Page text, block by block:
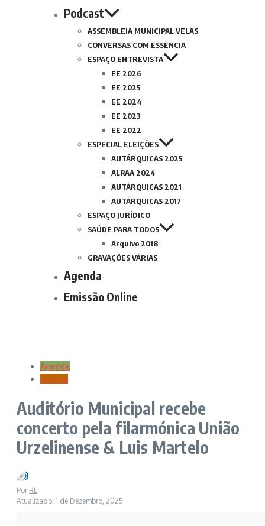
Podcast
ASSEMBLEIA MUNICIPAL VELAS
CONVERSAS COM ESSÊNCIA
ESPAÇO ENTREVISTA
EE 2026
EE 2025
EE 2024
EE 2023
EE 2022
ESPECIAL ELEIÇÕES
AUTÁRQUICAS 2025
ALRAA 2024
AUTÁRQUICAS 2021
AUTÁRQUICAS 2017
ESPAÇO JURÍDICO
SAÚDE PARA TODOS
Arquivo 2018
GRAVAÇÕES VÁRIAS
Agenda
Emissão Online
Agenda
Cultura
Auditório Municipal recebe
concerto pela filarmónica União
Urzelinense & Luis Martelo
Por RL
Atualizado: 1 de Dezembro, 2025